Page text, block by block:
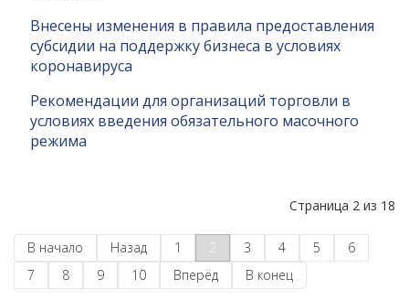
Внесены изменения в правила предоставления
субсидии на поддержку бизнеса в условиях
коронавируса
Рекомендации для организаций торговли в
условиях введения обязательного масочного
режима
Страница 2 из 18
В начало Назад 1 2 3 4 5
6
7
8 9 10 Вперёд В конец